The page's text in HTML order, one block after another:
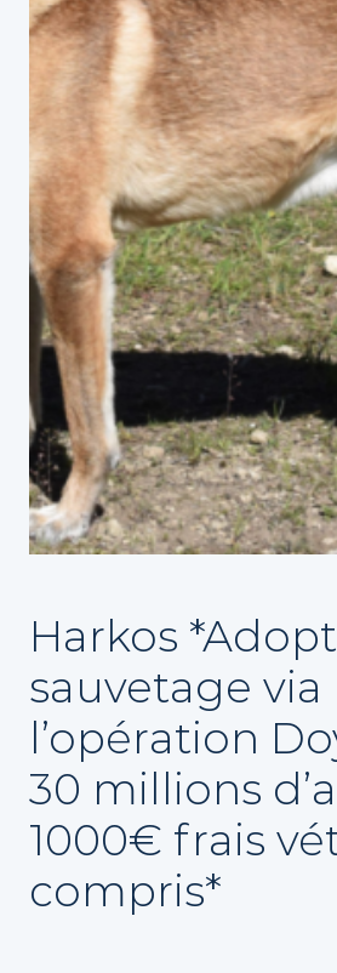
Harkos
sauvetage via
l’opération
30 millions
1000€ frais
compris*